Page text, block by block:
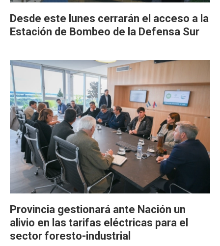
Desde este lunes cerrarán el acceso a la
Estación de Bombeo de la Defensa Sur
Provincia gestionará ante Nación un
alivio en las tarifas eléctricas para el
sector foresto-industrial